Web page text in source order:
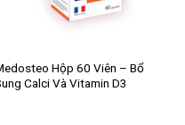
Hộp 60 Viên – Bổ
Calci Và Vitamin D3